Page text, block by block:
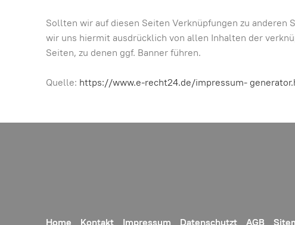
Sollten wir auf diesen Seiten Verknüpfungen zu
wir uns hiermit ausdrücklich von allen Inhalten der
Seiten, zu denen ggf. Banner führen.
Quelle: https://www.e-recht24.de/impressum-
Home Kontakt Impressum Datenschutzt AGB